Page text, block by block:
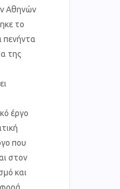
Αθηνών
το
πενήντα
της
έργο
που
στον
και